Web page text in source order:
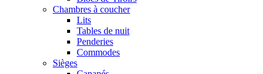
Chambres à coucher
Lits
Tables de nuit
Penderies
Commodes
Sièges